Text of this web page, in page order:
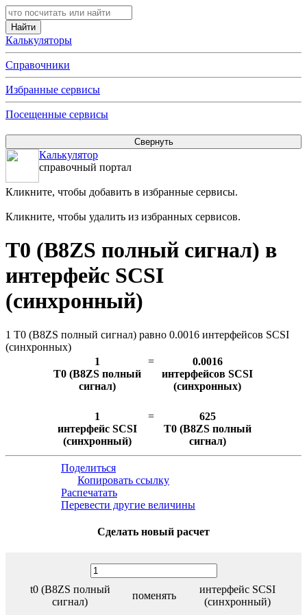
Калькуляторы
Справочники
Избранные сервисы
Посещенные сервисы
Калькулятор
справочный портал
Кликните, чтобы добавить в избранные сервисы.
Кликните, чтобы удалить из избранных сервисов.
T0 (B8ZS полный сигнал) в
интерфейс SCSI
(синхронный)
1 T0 (B8ZS полный сигнал) равно 0.0016 интерфейсов SCSI
(синхронных)
1
T0 (B8ZS полный
сигнал)
=
0.0016
интерфейсов SCSI
(синхронных)
1
интерфейс SCSI
(синхронный)
=
625
T0 (B8ZS полный
сигнал)
Поделиться
Копировать ссылку
Распечатать
Перевести другие величины
Сделать новый расчет
t0 (B8ZS полный
сигнал)
поменять
интерфейс SCSI
(синхронный)